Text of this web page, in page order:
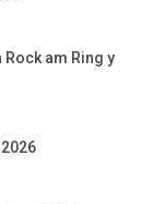
am Ring y